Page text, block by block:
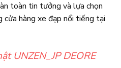
toàn tin tưởng và lựa chọn
cửa hàng xe đạp nổi tiếng tại
UNZEN_JP DEORE